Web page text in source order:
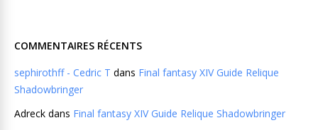
COMMENTAIRES RÉCENTS
sephirothff - Cedric T dans Final fantasy XIV Guide Relique
Shadowbringer
Adreck dans Final fantasy XIV Guide Relique Shadowbringer